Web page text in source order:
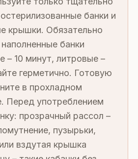
банки и
крышки. Обязательно
банки
– 10 минут, литровые –
герметично. Готовую
в прохладном
Перед употреблением
прозрачный рассол –
пузырьки,
вздутая крышка